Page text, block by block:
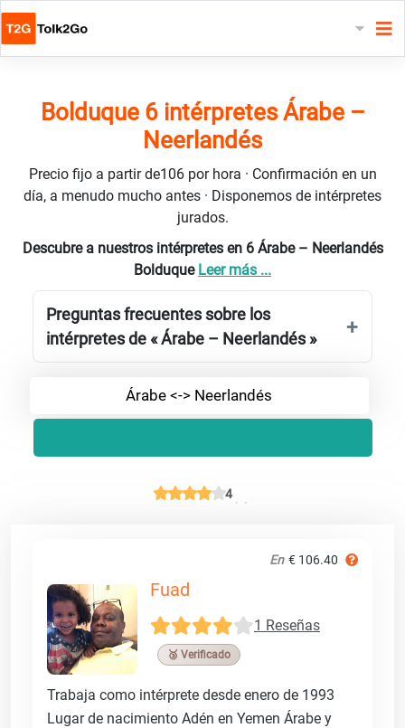
Bolduque 6 intérpretes Árabe –
Neerlandés
Precio fijo a partir de106 por hora · Confirmación en un
día, a menudo mucho antes · Disponemos de intérpretes
jurados.
Descubre a nuestros intérpretes en 6 Árabe – Neerlandés
Bolduque Leer más ...
Preguntas frecuentes sobre los
intérpretes de « Árabe – Neerlandés »
Árabe <-> Neerlandés
4
En € 106.40
Fuad
1 Reseñas
🥉 Verificado
Trabaja como intérprete desde enero de 1993
Lugar de nacimiento Adén en Yemen Árabe y